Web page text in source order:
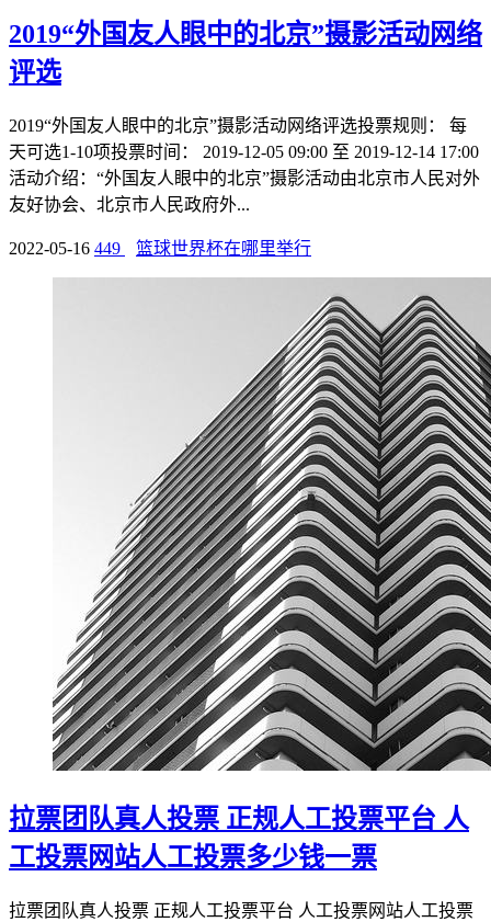
2019“外国友人眼中的北京”摄影活动网络
评选
2019“外国友人眼中的北京”摄影活动网络评选投票规则： 每
天可选1-10项投票时间： 2019-12-05 09:00 至 2019-12-14 17:00
活动介绍：“外国友人眼中的北京”摄影活动由北京市人民对外
友好协会、北京市人民政府外...
2022-05-16 449 篮球世界杯在哪里举行
拉票团队真人投票 正规人工投票平台 人
工投票网站人工投票多少钱一票
拉票团队真人投票 正规人工投票平台 人工投票网站人工投票